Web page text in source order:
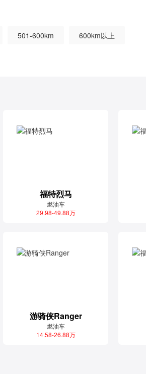
501-600km 600km以上
福特烈马
燃油车
29.98-49.88万
游骑侠Ranger
燃油车
14.58-26.88万